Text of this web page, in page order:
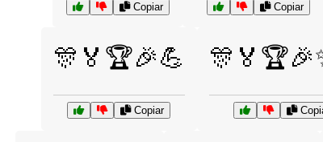
Copiar Copiar
🎊🏅🏆🎉💪
Copiar